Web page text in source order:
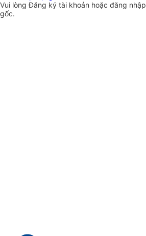
Vui lòngĐăng ký tài khoản hoặc đăng nhập
gốc.